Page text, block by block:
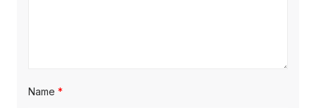
Name *